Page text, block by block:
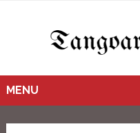
MENU